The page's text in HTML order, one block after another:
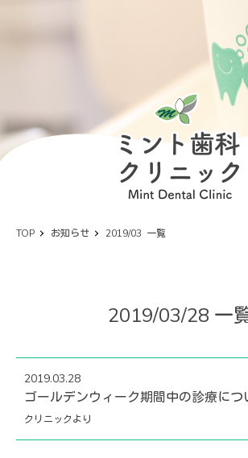
TOP お知らせ 2019/03 一覧
2019/03/28 一
2019.03.28
ゴールデンウィーク期間中の診療につ
クリニックより